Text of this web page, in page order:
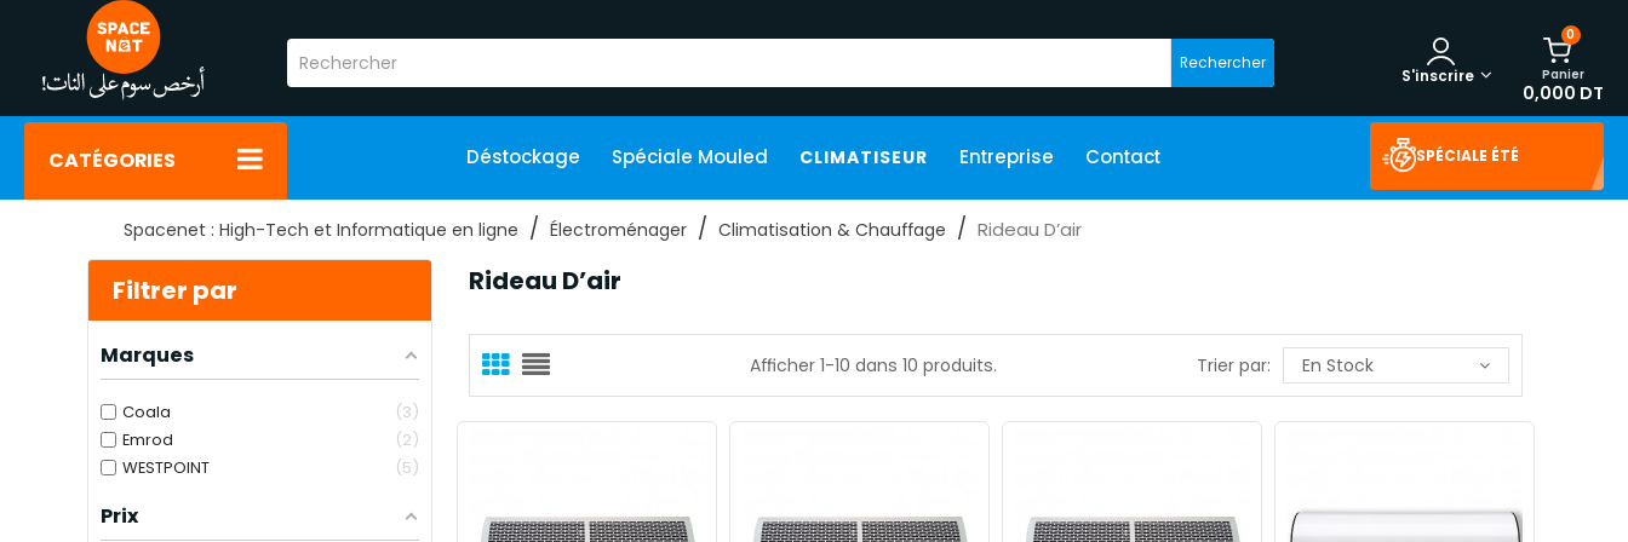
Rechercher
0
Panier
0,000 DT
S'inscrire
CATÉGORIES Déstockage Spéciale Mouled CLIMATISEUR Entreprise Contact SPÉCIALE ÉTÉ
Spacenet : High-Tech et Informatique en ligne Électroménager Climatisation & Chauffage Rideau D’air
Filtrer par
Marques
Coala
3
Emrod
2
WESTPOINT
5
Prix
Rideau D’air
Afficher 1-10 dans 10 produits. Trier par: En Stock